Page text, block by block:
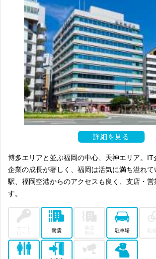
詳細を見る
博多エリアと並ぶ福岡の中心、天神エリア。IT
企業の成長が著しく、福岡は活気に満ち溢れて
駅、福岡空港からのアクセスも良く、支店・
す。
耐震 駐車場